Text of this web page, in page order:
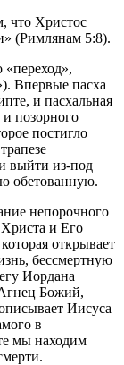
что Христос
(Римлянам 5:8).
«переход»,
Впервые пасха
и пасхальная
и позорного
постигло
выйти из-под
обетованную.
непорочного
Христа и Его
открывает
бессмертную
Иордана
Божий,
Иисуса
в
мы находим